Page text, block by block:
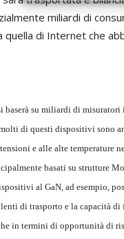
miliardi di
di Internet che
su miliardi di
di questi dispositivi sono
e alle alte temperature
basati su strutture
al GaN, ad esempio,
di trasporto e la capacità
in termini di opportunità di